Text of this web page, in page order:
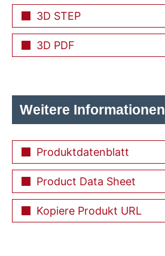
3D STEP
3D PDF
Weitere Informationen
Produktdatenblatt
Product Data Sheet
Kopiere Produkt URL